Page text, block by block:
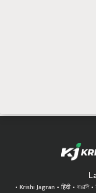
Krishi Jagran हिंदी বাঙালি